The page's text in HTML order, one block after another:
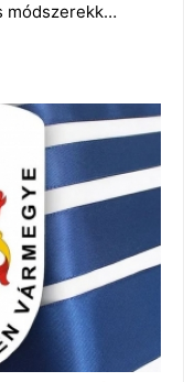
módszerekk…